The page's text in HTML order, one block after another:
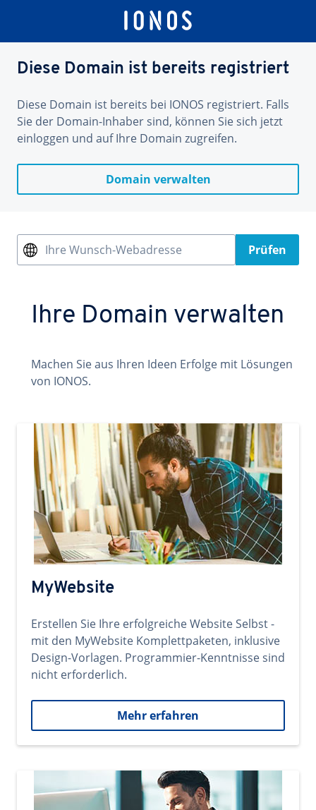
Diese Domain ist bereits registriert
Diese Domain ist bereits bei IONOS registriert. Falls
Sie der Domain-Inhaber sind, können Sie sich jetzt
einloggen und auf Ihre Domain zugreifen.
Domain verwalten
Ihre Wunsch-Webadresse Prüfen
Ihre Domain verwalten
Machen Sie aus Ihren Ideen Erfolge mit Lösungen
von IONOS.
MyWebsite
Erstellen Sie Ihre erfolgreiche Website Selbst -
mit den MyWebsite Komplettpaketen, inklusive
Design-Vorlagen. Programmier-Kenntnisse sind
nicht erforderlich.
Mehr erfahren